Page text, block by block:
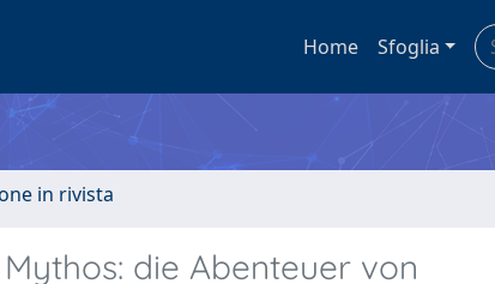
Home Sfoglia
in rivista
die Abenteuer von